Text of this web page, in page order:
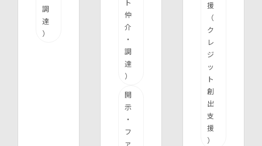
調
達
）
ト
仲
介
・
調
達
）
開
示
・
フ
ァ
援
（
ク
レ
ジ
ッ
ト
創
出
支
援
）